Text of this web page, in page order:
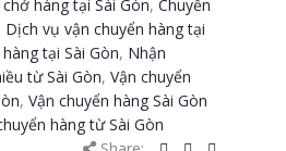
hàng tại Sài Gòn, Chuyển
Dịch vụ vận chuyển hàng tại
tại Sài Gòn, Nhận
từ Sài Gòn, Vận chuyển
, Vận chuyển hàng Sài Gòn
hàng từ Sài Gòn